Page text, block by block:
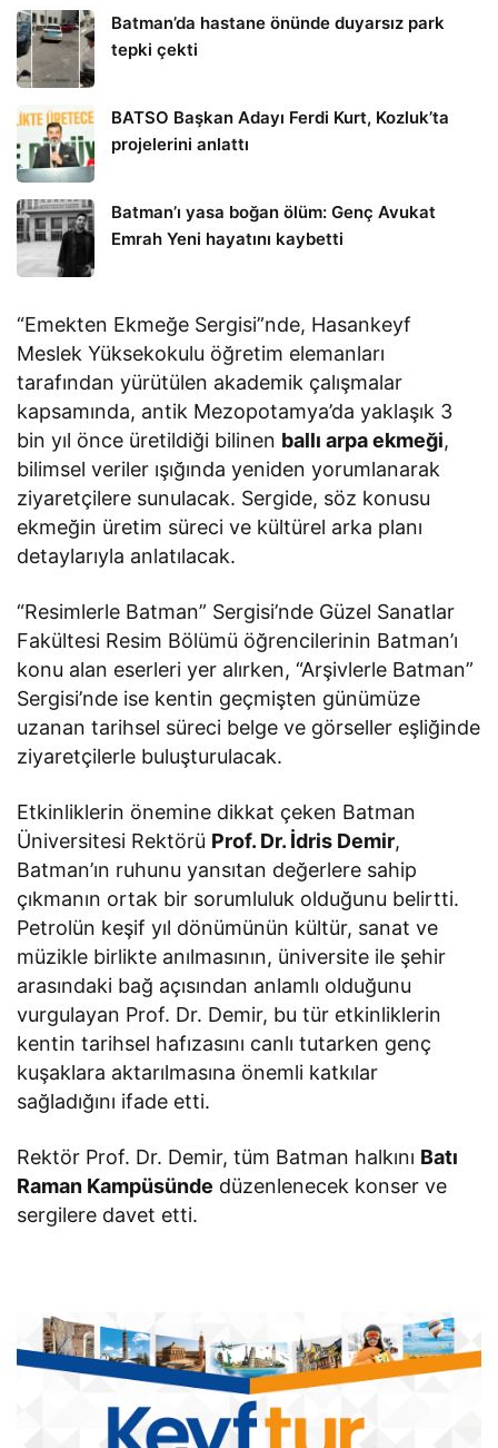
Batman’da hastane önünde duyarsız park
tepki çekti
BATSO Başkan Adayı Ferdi Kurt, Kozluk’ta
projelerini anlattı
Batman’ı yasa boğan ölüm: Genç Avukat
Emrah Yeni hayatını kaybetti
“Emekten Ekmeğe Sergisi”nde, Hasankeyf
Meslek Yüksekokulu öğretim elemanları
tarafından yürütülen akademik çalışmalar
kapsamında, antik Mezopotamya’da yaklaşık 3
bin yıl önce üretildiği bilinen ballı arpa ekmeği,
bilimsel veriler ışığında yeniden yorumlanarak
ziyaretçilere sunulacak. Sergide, söz konusu
ekmeğin üretim süreci ve kültürel arka planı
detaylarıyla anlatılacak.
“Resimlerle Batman” Sergisi’nde Güzel Sanatlar
Fakültesi Resim Bölümü öğrencilerinin Batman’ı
konu alan eserleri yer alırken, “Arşivlerle Batman”
Sergisi’nde ise kentin geçmişten günümüze
uzanan tarihsel süreci belge ve görseller eşliğinde
ziyaretçilerle buluşturulacak.
Etkinliklerin önemine dikkat çeken Batman
Üniversitesi Rektörü Prof. Dr. İdris Demir,
Batman’ın ruhunu yansıtan değerlere sahip
çıkmanın ortak bir sorumluluk olduğunu belirtti.
Petrolün keşif yıl dönümünün kültür, sanat ve
müzikle birlikte anılmasının, üniversite ile şehir
arasındaki bağ açısından anlamlı olduğunu
vurgulayan Prof. Dr. Demir, bu tür etkinliklerin
kentin tarihsel hafızasını canlı tutarken genç
kuşaklara aktarılmasına önemli katkılar
sağladığını ifade etti.
Rektör Prof. Dr. Demir, tüm Batman halkını Batı
Raman Kampüsünde düzenlenecek konser ve
sergilere davet etti.